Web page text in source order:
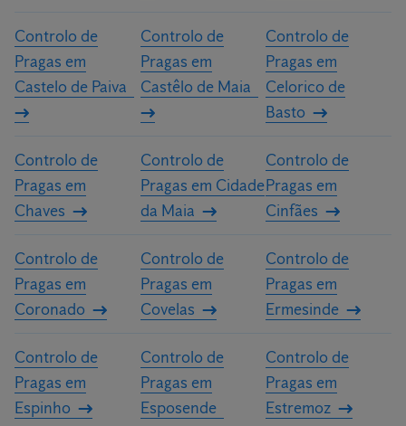
Controlo de
Pragas em
Castelo de Paiva
Controlo de
Pragas em
Castêlo de Maia
Controlo de
Pragas em
Celorico de
Basto
Controlo de
Pragas em
Chaves
Controlo de
Pragas em Cidade
da Maia
Controlo de
Pragas em
Cinfães
Controlo de
Pragas em
Coronado
Controlo de
Pragas em
Covelas
Controlo de
Pragas em
Ermesinde
Controlo de
Pragas em
Espinho
Controlo de
Pragas em
Esposende
Controlo de
Pragas em
Estremoz